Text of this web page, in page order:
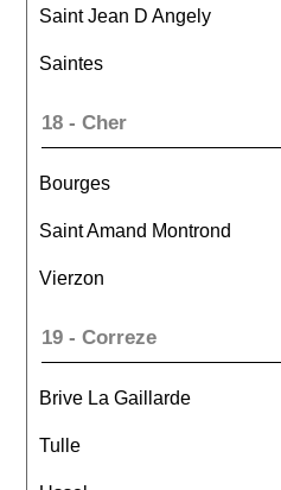
Saint Jean D Angely
Saintes
18 - Cher
Bourges
Saint Amand Montrond
Vierzon
19 - Correze
Brive La Gaillarde
Tulle